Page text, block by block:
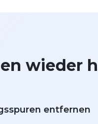
wieder
entfernen